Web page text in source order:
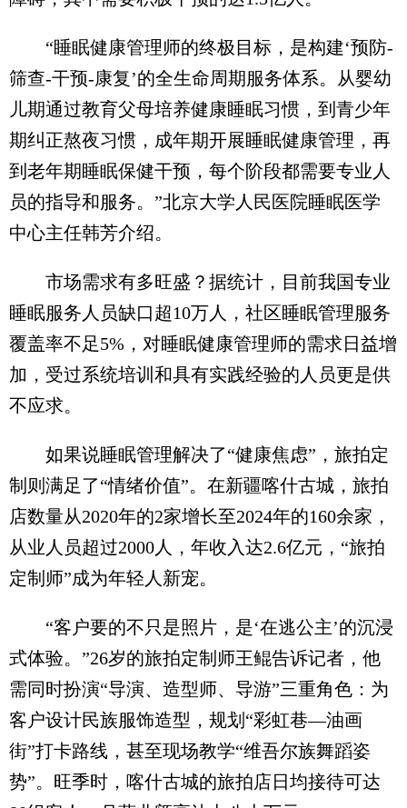
“睡眠健康管理师的终极目标，是构建‘预防-
筛查-干预-康复’的全生命周期服务体系。从婴幼
儿期通过教育父母培养健康睡眠习惯，到青少年
期纠正熬夜习惯，成年期开展睡眠健康管理，再
到老年期睡眠保健干预，每个阶段都需要专业人
员的指导和服务。”北京大学人民医院睡眠医学
中心主任韩芳介绍。
市场需求有多旺盛？据统计，目前我国专业
睡眠服务人员缺口超10万人，社区睡眠管理服务
覆盖率不足5%，对睡眠健康管理师的需求日益增
加，受过系统培训和具有实践经验的人员更是供
不应求。
如果说睡眠管理解决了“健康焦虑”，旅拍定
制则满足了“情绪价值”。在新疆喀什古城，旅拍
店数量从2020年的2家增长至2024年的160余家，
从业人员超过2000人，年收入达2.6亿元，“旅拍
定制师”成为年轻人新宠。
“客户要的不只是照片，是‘在逃公主’的沉浸
式体验。”26岁的旅拍定制师王鲲告诉记者，他
需同时扮演“导演、造型师、导游”三重角色：为
客户设计民族服饰造型，规划“彩虹巷—油画
街”打卡路线，甚至现场教学“维吾尔族舞蹈姿
势”。旺季时，喀什古城的旅拍店日均接待可达